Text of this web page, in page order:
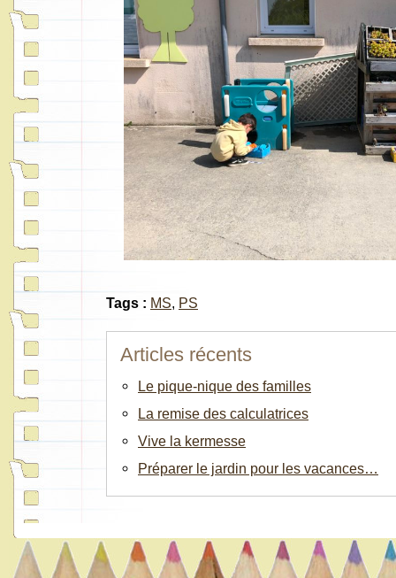
Tags : MS, PS
Articles récents
Le pique-nique des familles
La remise des calculatrices
Vive la kermesse
Préparer le jardin pour les vacances…